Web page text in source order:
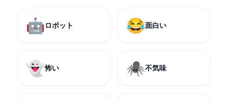
🤖 ロボット 😂面白い
👻怖い 🕷️不気味